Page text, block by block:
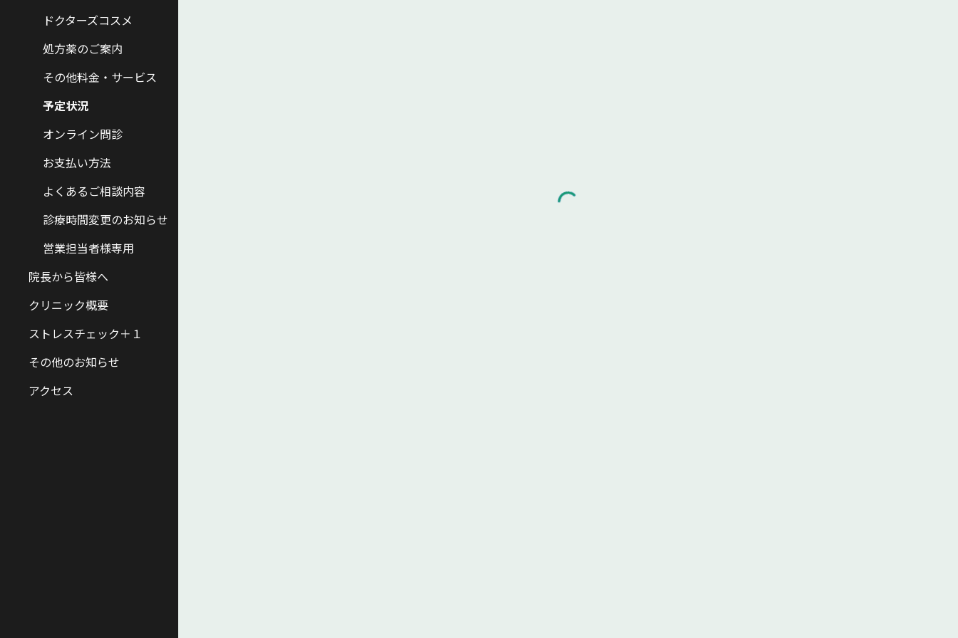
ドクターズコスメ
処方薬のご案内
その他料金・サービス
予定状況
オンライン問診
お支払い方法
よくあるご相談内容
診療時間変更のお知らせ
営業担当者様専用
院長から皆様へ
クリニック概要
ストレスチェック＋１
その他のお知らせ
アクセス